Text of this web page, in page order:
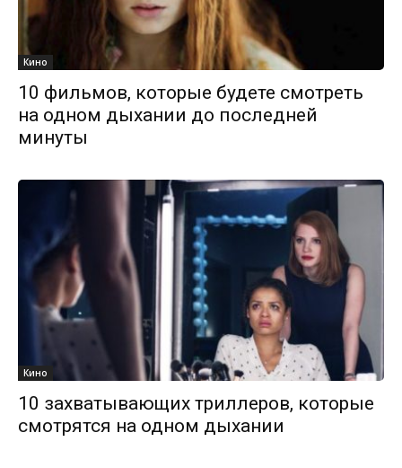
Кино
10 фильмов, которые будете смотреть
на одном дыхании до последней
минуты
Кино
10 захватывающих триллеров, которые
смотрятся на одном дыхании